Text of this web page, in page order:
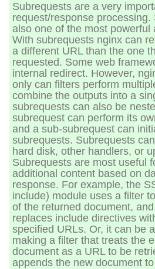
Subrequests are a very
request/response processing.
also one of the most powerful
With subrequests nginx can
a different URL than the one
requested. Some web
internal redirect. However,
only can filters perform
combine the outputs into a
subrequests can also be
subrequest can perform its
and a sub-subrequest can
subrequests. Subrequests
hard disk, other handlers, or
Subrequests are most useful
additional content based on
response. For example, the
include) module uses a filter
of the returned document,
replaces include directives
specified URLs. Or, it can be
making a filter that treats the
document as a URL to be
appends the new document